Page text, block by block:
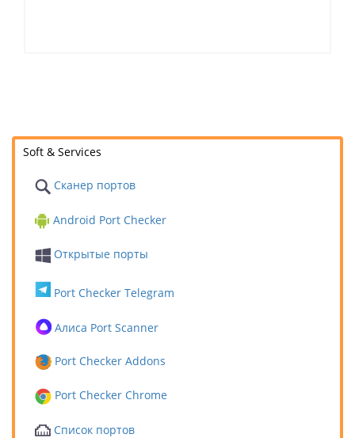
Soft & Services
Сканер портов
Android Port Checker
Открытые порты
Port Checker Telegram
Алиса Port Scanner
Port Checker Addons
Port Checker Chrome
Список портов